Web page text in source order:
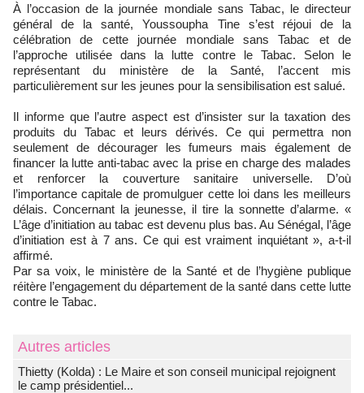
À l’occasion de la journée mondiale sans Tabac, le directeur
général de la santé, Youssoupha Tine s’est réjoui de la
célébration de cette journée mondiale sans Tabac et de
l’approche utilisée dans la lutte contre le Tabac. Selon le
représentant du ministère de la Santé, l’accent mis
particulièrement sur les jeunes pour la sensibilisation est salué.
Il informe que l’autre aspect est d’insister sur la taxation des
produits du Tabac et leurs dérivés. Ce qui permettra non
seulement de décourager les fumeurs mais également de
financer la lutte anti-tabac avec la prise en charge des malades
et renforcer la couverture sanitaire universelle. D’où
l’importance capitale de promulguer cette loi dans les meilleurs
délais. Concernant la jeunesse, il tire la sonnette d’alarme. «
L’âge d’initiation au tabac est devenu plus bas. Au Sénégal, l’âge
d’initiation est à 7 ans. Ce qui est vraiment inquiétant », a-t-il
affirmé.
Par sa voix, le ministère de la Santé et de l’hygiène publique
réitère l’engagement du département de la santé dans cette lutte
contre le Tabac.
Autres articles
‎Thietty (Kolda) : Le Maire et son conseil municipal rejoignent
le camp présidentiel...